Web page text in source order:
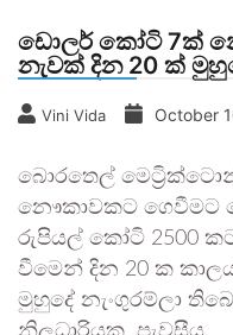
ඩොලර් කෝටි 7ක්
නැවක් දින 20 ක්
Vini Vida October
බොරතෙල්
නෞකාවකට ගෙවීමට
රුපියල් කෝටි 2500
වීමෙන් දින 20 ක
මුහුදේ නැංගුරම්ලා